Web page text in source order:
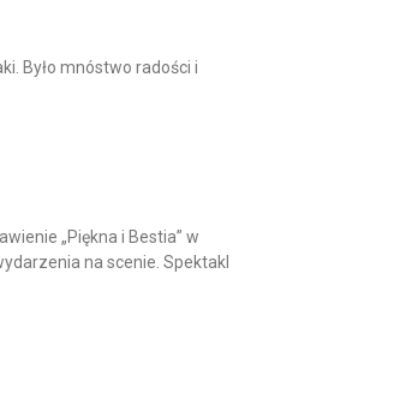
Było mnóstwo radości i
„Piękna i Bestia” w
na scenie. Spektakl